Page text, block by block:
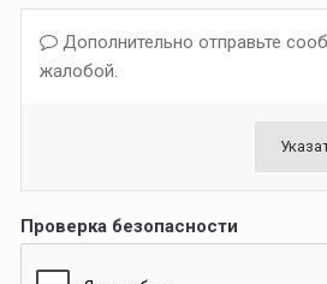
Дополнительно отправьте
жалобой.
Проверка безопасности